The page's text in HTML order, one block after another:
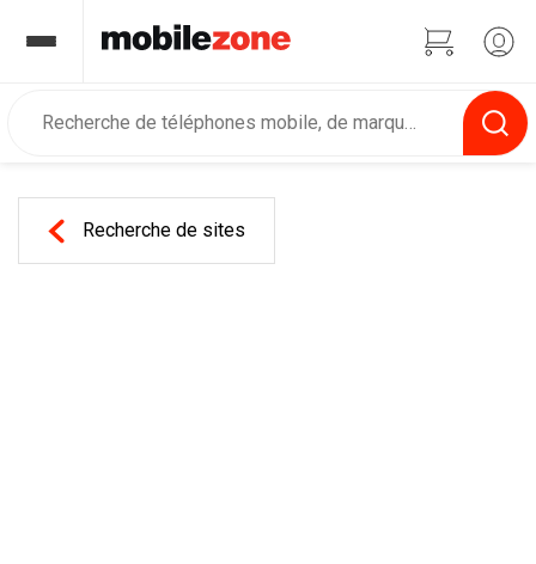
Recherche de sites